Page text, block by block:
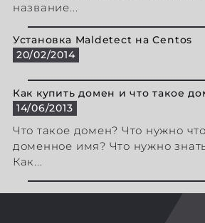
название...
Установка Maldetect на Centos
20/02/2014
Как купить домен и что такое
14/06/2013
Что такое домен? Что нужно
доменное имя? Что нужно
Как...